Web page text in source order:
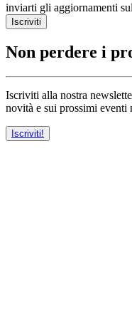
inviarti gli aggiornamenti
Iscriviti
Non perdere i
Iscriviti alla nostra
novità e sui prossimi
Iscriviti!